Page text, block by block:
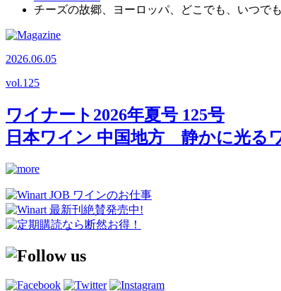
チーズの故郷、ヨーロッパ、どこでも、いつで
2026.06.05
vol.125
ワイナート2026年夏号 125号
日本ワイン 中国地方 静かに光る